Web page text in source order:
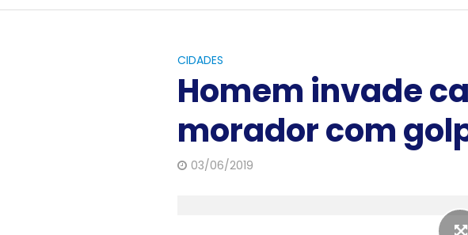
CIDADES
Homem invade
morador com
03/06/2019